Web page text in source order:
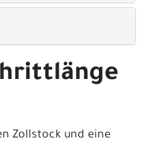
Zollstock und eine